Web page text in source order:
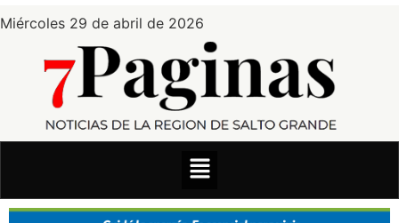
Miércoles 29 de abril de 2026